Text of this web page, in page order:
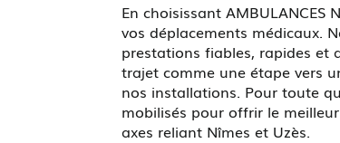
En choisissant AMBULANCES
vos déplacements médicaux.
prestations fiables, rapides et
trajet comme une étape vers
nos installations. Pour toute
mobilisés pour offrir le
axes reliant Nîmes et Uzès.